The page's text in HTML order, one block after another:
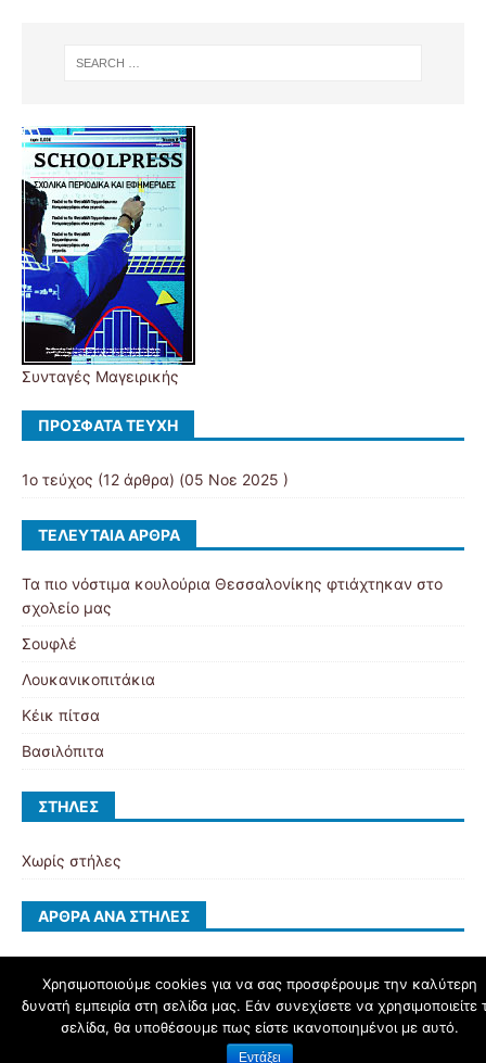
Συνταγές Μαγειρικής
ΠΡΌΣΦΑΤΑ ΤΕΎΧΗ
1ο τεύχος (12 άρθρα) (05 Νοε 2025 )
ΤΕΛΕΥΤΑΊΑ ΆΡΘΡΑ
Τα πιο νόστιμα κουλούρια Θεσσαλονίκης φτιάχτηκαν στο
σχολείο μας
Σουφλέ
Λουκανικοπιτάκια
Κέικ πίτσα
Βασιλόπιτα
ΣΤΉΛΕΣ
Χωρίς στήλες
ΆΡΘΡΑ ΑΝΆ ΣΤΉΛΕΣ
schoolpress.sch.gr
Χρησιμοποιούμε cookies για να σας προσφέρουμε την καλύτερη
δυνατή εμπειρία στη σελίδα μας. Εάν συνεχίσετε να χρησιμοποιείτε
σελίδα, θα υποθέσουμε πως είστε ικανοποιημένοι με αυτό.
Εντάξει